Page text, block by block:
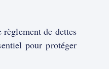
de dettes
pour protéger